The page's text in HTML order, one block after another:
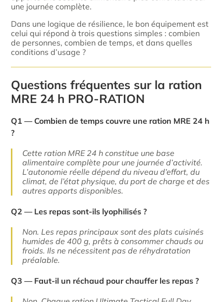
une journée complète.
Dans une logique de résilience, le bon équipement est
celui qui répond à trois questions simples : combien
de personnes, combien de temps, et dans quelles
conditions d’usage ?
Questions fréquentes sur la ration
MRE 24 h PRO-RATION
Q1 — Combien de temps couvre une ration MRE 24 h
?
Cette ration MRE 24 h constitue une base
alimentaire complète pour une journée d’activité.
L’autonomie réelle dépend du niveau d’effort, du
climat, de l’état physique, du port de charge et des
autres apports disponibles.
Q2 — Les repas sont-ils lyophilisés ?
Non. Les repas principaux sont des plats cuisinés
humides de 400 g, prêts à consommer chauds ou
froids. Ils ne nécessitent pas de réhydratation
préalable.
Q3 — Faut-il un réchaud pour chauffer les repas ?